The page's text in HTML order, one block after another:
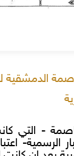
- التي
الرسمية-